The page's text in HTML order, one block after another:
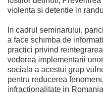
violenta si detentie in
In cadrul seminarului,
a face schimba de
practici privind
vederea implementarii
sociala a acestui grup
pentru reducerea
infractionalitate in